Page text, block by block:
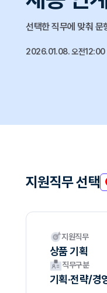
선택한 직무에 맞춰 문
2026.01.08. 오전12:00
지원직무 선택
지원직무
상품 기획
직무구분
기획·전략/경